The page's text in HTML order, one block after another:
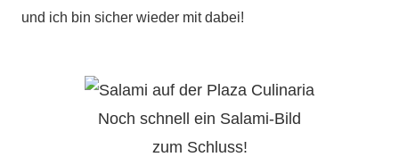
und ich bin sicher wieder mit dabei!
Noch schnell ein Salami-Bild
zum Schluss!